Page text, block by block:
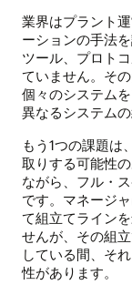
業界はプラント
ーションの手法
ツール、プロト
ていません。そ
個々のシステム
異なるシステム
もう1つの課題は
取りする可能性
ながら、フル・
です。マネージ
て組立てライン
せんが、その組
している間、そ
性があります。